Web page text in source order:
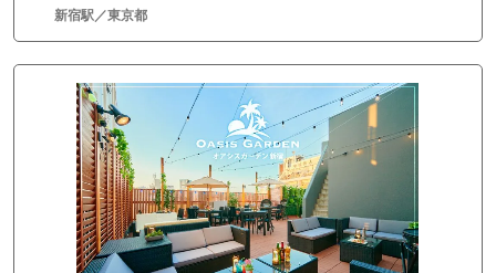
新宿駅／東京都